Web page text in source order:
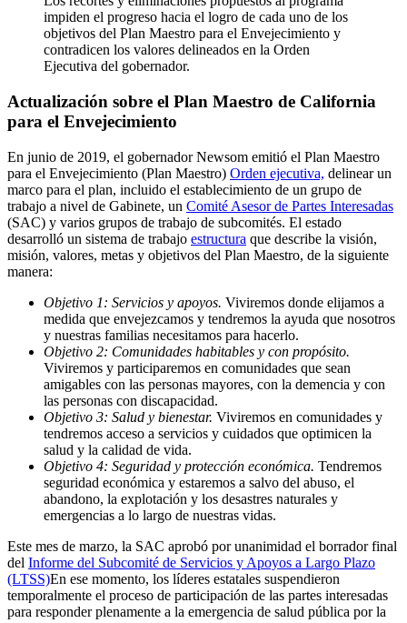
impiden el progreso hacia el logro de cada uno de los
objetivos del Plan Maestro para el Envejecimiento y
contradicen los valores delineados en la Orden
Ejecutiva del gobernador.
Actualización sobre el Plan Maestro de California
para el Envejecimiento
En junio de 2019, el gobernador Newsom emitió el Plan Maestro
para el Envejecimiento (Plan Maestro) Orden ejecutiva, delinear un
marco para el plan, incluido el establecimiento de un grupo de
trabajo a nivel de Gabinete, un Comité Asesor de Partes Interesadas
(SAC) y varios grupos de trabajo de subcomités. El estado
desarrolló un sistema de trabajo estructura que describe la visión,
misión, valores, metas y objetivos del Plan Maestro, de la siguiente
manera:
Objetivo 1: Servicios y apoyos. Viviremos donde elijamos a
medida que envejezcamos y tendremos la ayuda que nosotros
y nuestras familias necesitamos para hacerlo.
Objetivo 2: Comunidades habitables y con propósito.
Viviremos y participaremos en comunidades que sean
amigables con las personas mayores, con la demencia y con
las personas con discapacidad.
Objetivo 3: Salud y bienestar. Viviremos en comunidades y
tendremos acceso a servicios y cuidados que optimicen la
salud y la calidad de vida.
Objetivo 4: Seguridad y protección económica. Tendremos
seguridad económica y estaremos a salvo del abuso, el
abandono, la explotación y los desastres naturales y
emergencias a lo largo de nuestras vidas.
Este mes de marzo, la SAC aprobó por unanimidad el borrador final
del Informe del Subcomité de Servicios y Apoyos a Largo Plazo
(LTSS)En ese momento, los líderes estatales suspendieron
temporalmente el proceso de participación de las partes interesadas
para responder plenamente a la emergencia de salud pública por la